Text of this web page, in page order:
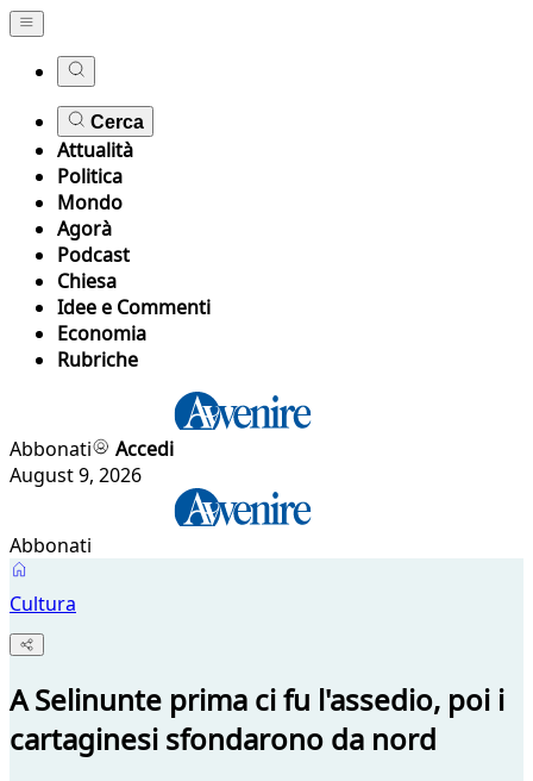
Cerca
Attualità
Politica
Mondo
Agorà
Podcast
Chiesa
Idee e Commenti
Economia
Rubriche
Abbonati
Accedi
August 9, 2026
Abbonati
Cultura
A Selinunte prima ci fu l'assedio, poi i
cartaginesi sfondarono da nord